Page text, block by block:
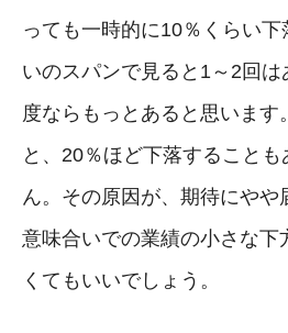
っても一時的に10％くらい
いのスパンで見ると1～2回
度ならもっとあると思います
と、20％ほど下落すること
ん。その原因が、期待にやや
意味合いでの業績の小さな下
くてもいいでしょう。